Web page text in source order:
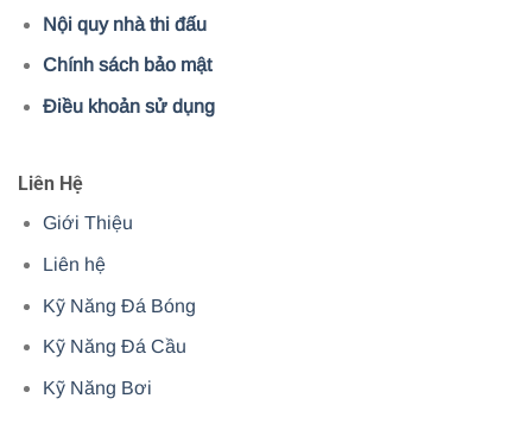
Nội quy nhà thi đấu
Chính sách bảo mật
Điều khoản sử dụng
Liên Hệ
Giới Thiệu
Liên hệ
Kỹ Năng Đá Bóng
Kỹ Năng Đá Cầu
Kỹ Năng Bơi